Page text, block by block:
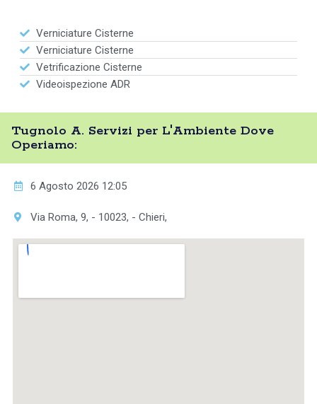
Verniciature Cisterne
Verniciature Cisterne
Vetrificazione Cisterne
Videoispezione ADR
Tugnolo A. Servizi per L'Ambiente Dove
Operiamo:
6 Agosto 2026 12:05
Via Roma, 9, - 10023, - Chieri,